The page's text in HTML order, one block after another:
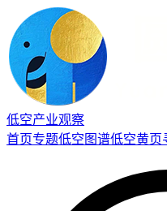
低空产业观察
首页专题低空图谱低空黄页